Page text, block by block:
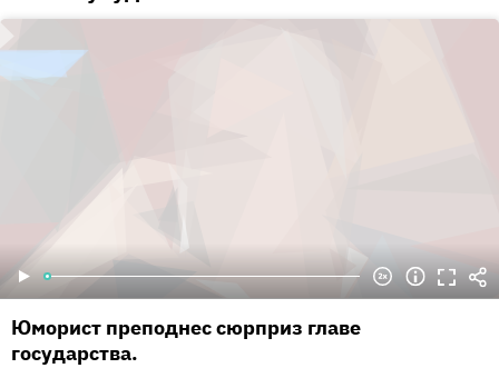
Юморист преподнес сюрприз главе
государства.